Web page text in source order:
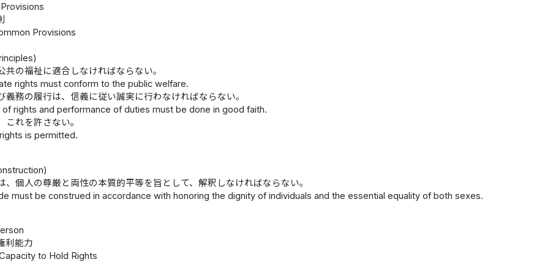
Provisions
共の福祉に適合しなければならない。
rights must conform to the public welfare.
義務の履行は、信義に従い誠実に行わなければならない。
rights and performance of duties must be done in good faith.
これを許さない。
is permitted.
、個人の尊厳と両性の本質的平等を旨として、解釈しなければならない。
must be construed in accordance with honoring the dignity of individuals and the essential equality of both sexes.
利能力
to Hold Rights